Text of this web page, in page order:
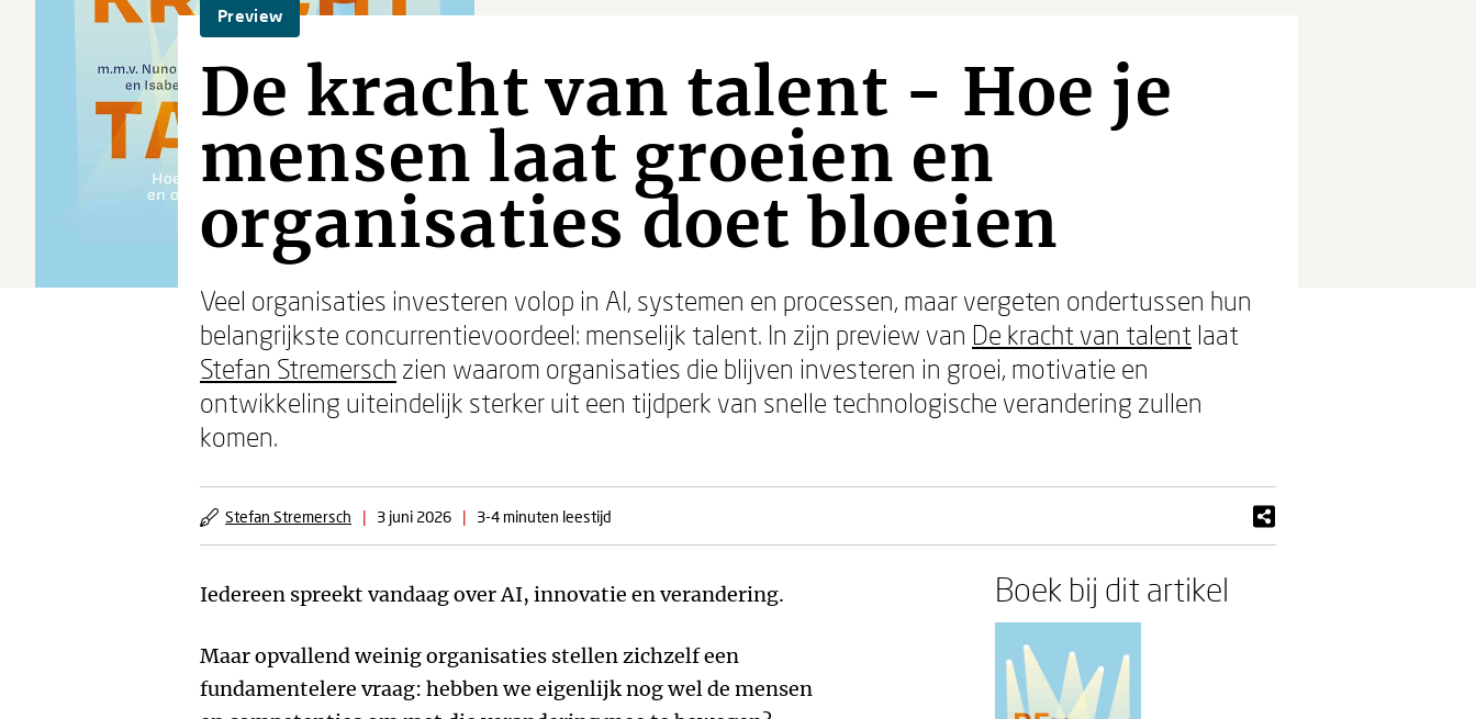
Preview
De kracht van talent - Hoe je
mensen laat groeien en
organisaties doet bloeien
Veel organisaties investeren volop in AI, systemen en processen, maar vergeten ondertussen hun
belangrijkste concurrentievoordeel: menselijk talent. In zijn preview van De kracht van talent laat
Stefan Stremersch zien waarom organisaties die blijven investeren in groei, motivatie en
ontwikkeling uiteindelijk sterker uit een tijdperk van snelle technologische verandering zullen
komen.
Stefan Stremersch | 3 juni 2026 | 3-4 minuten leestijd
Iedereen spreekt vandaag over AI, innovatie en verandering.
Maar opvallend weinig organisaties stellen zichzelf een
fundamentelere vraag: hebben we eigenlijk nog wel de mensen
Boek bij dit artikel